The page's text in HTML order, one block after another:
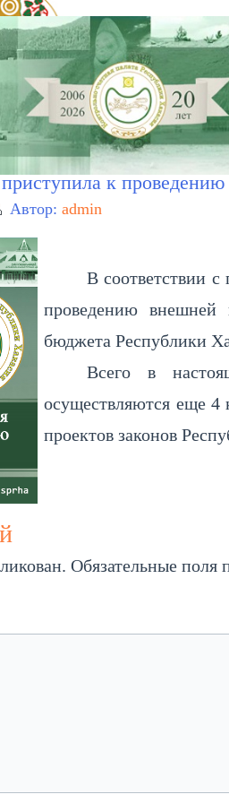
ДЕЯТЕЛЬНОСТЬ
проверку
к
Автор: admin
В соответствии
проведению внешней
бюджета Республики
Всего в
осуществляются еще 4
проектов законов
Обязательные поля